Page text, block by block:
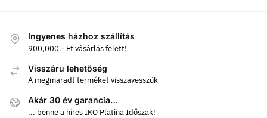
Ingyenes házhoz szállítás
900,000.- Ft vásárlás felett!
Visszáru lehetőség
A megmaradt terméket visszavesszük
Akár 30 év garancia…
... benne a híres IKO Platina Időszak!